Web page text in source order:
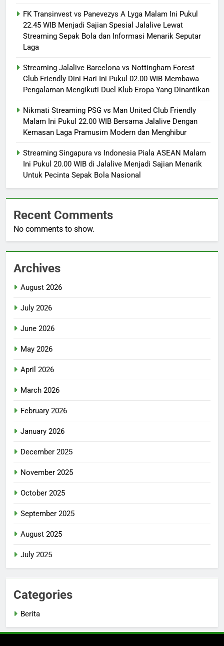
FK Transinvest vs Panevezys A Lyga Malam Ini Pukul
22.45 WIB Menjadi Sajian Spesial Jalalive Lewat
Streaming Sepak Bola dan Informasi Menarik Seputar
Laga
Streaming Jalalive Barcelona vs Nottingham Forest
Club Friendly Dini Hari Ini Pukul 02.00 WIB Membawa
Pengalaman Mengikuti Duel Klub Eropa Yang Dinantikan
Nikmati Streaming PSG vs Man United Club Friendly
Malam Ini Pukul 22.00 WIB Bersama Jalalive Dengan
Kemasan Laga Pramusim Modern dan Menghibur
Streaming Singapura vs Indonesia Piala ASEAN Malam
Ini Pukul 20.00 WIB di Jalalive Menjadi Sajian Menarik
Untuk Pecinta Sepak Bola Nasional
Recent Comments
No comments to show.
Archives
August 2026
July 2026
June 2026
May 2026
April 2026
March 2026
February 2026
January 2026
December 2025
November 2025
October 2025
September 2025
August 2025
July 2025
Categories
Berita